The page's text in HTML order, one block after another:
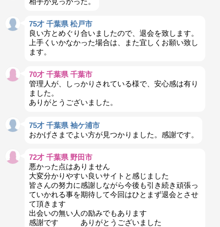
75才 千葉県 松戸市
良い方とめぐり合いましたので、退会を致します。
上手くいかなかった場合は、また宜しくお願い致し
ます。
70才 千葉県 千葉市
管理人が、しっかりされている様で、安心感は有り
ました。
ありがとうございました。
75才 千葉県 袖ケ浦市
おかげさまでよい方が見つかりました。感謝です。
72才 千葉県 野田市
悪かった点はありません
大変分かりやすい良いサイトと感じました
皆さんの努力に感謝しながら今後も引き続き頑張っ
ていかれる事を期待して今回はひとまず退会とさせ
て頂きます
出会いの無い人の励みでもあります
感謝です ありがとうございました